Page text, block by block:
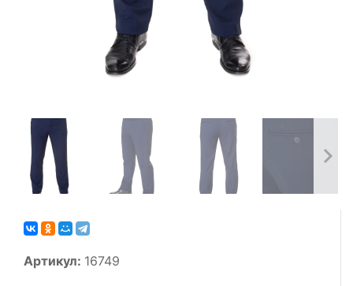
Артикул: 16749